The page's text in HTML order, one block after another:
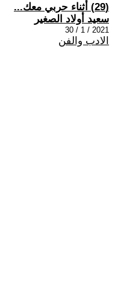
(29) أثناء حربي معك...
سعيد أولاد الصغير
2021 / 1 / 30
الادب والفن